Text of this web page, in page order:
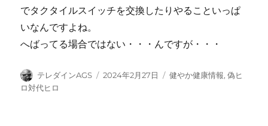
でタクタイルスイッチを交換したりやることいっぱ
いなんですよね。
へばってる場合ではない・・・んですが・・・
投
稿
テレダインAGS
投
2024年2月27日
カ
健やか健康情報,偽ヒ
ロ対代ヒロ